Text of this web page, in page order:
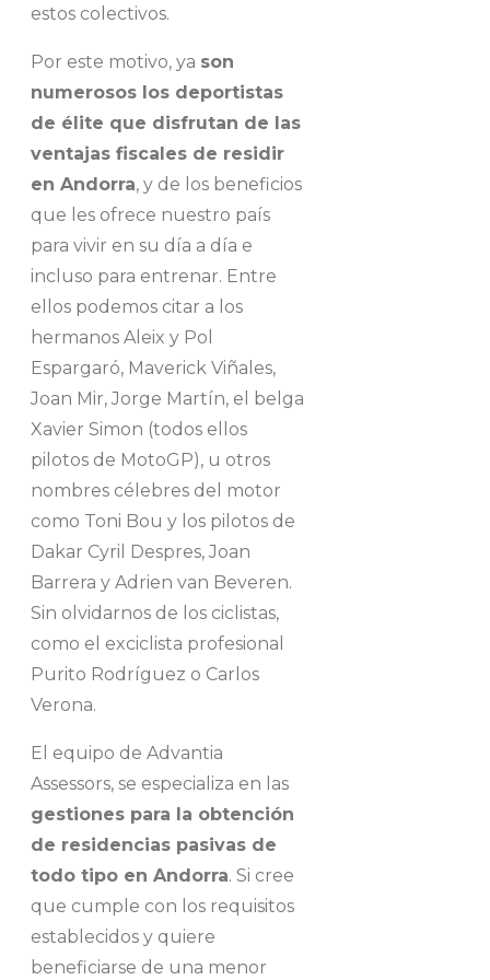
estos colectivos.
Por este motivo, ya son
numerosos los deportistas
de élite que disfrutan de las
ventajas fiscales de residir
en Andorra, y de los beneficios
que les ofrece nuestro país
para vivir en su día a día e
incluso para entrenar. Entre
ellos podemos citar a los
hermanos Aleix y Pol
Espargaró, Maverick Viñales,
Joan Mir, Jorge Martín, el belga
Xavier Simon (todos ellos
pilotos de MotoGP), u otros
nombres célebres del motor
como Toni Bou y los pilotos de
Dakar Cyril Despres, Joan
Barrera y Adrien van Beveren.
Sin olvidarnos de los ciclistas,
como el exciclista profesional
Purito Rodríguez o Carlos
Verona.
El equipo de Advantia
Assessors, se especializa en las
gestiones para la obtención
de residencias pasivas de
todo tipo en Andorra. Si cree
que cumple con los requisitos
establecidos y quiere
beneficiarse de una menor